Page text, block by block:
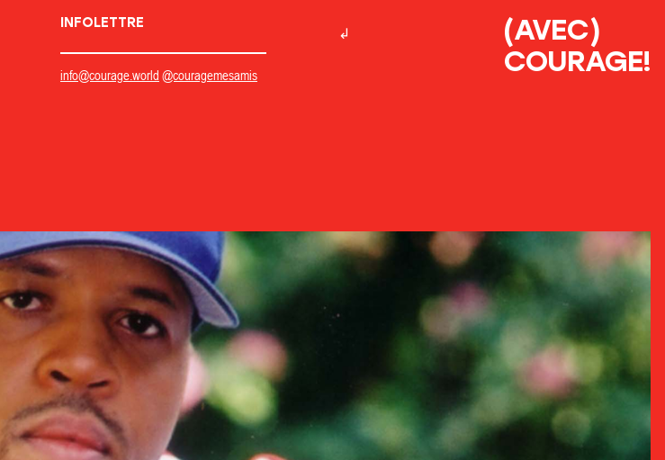
INFOLETTRE
info@courage.world @couragemesamis
(AVEC)
COURAGE!